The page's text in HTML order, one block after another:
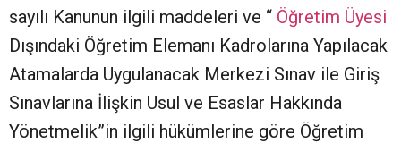
sayılı Kanunun ilgili maddeleri ve “ Öğretim Üyesi
Dışındaki Öğretim Elemanı Kadrolarına Yapılacak
Atamalarda Uygulanacak Merkezi Sınav ile Giriş
Sınavlarına İlişkin Usul ve Esaslar Hakkında
Yönetmelik”in ilgili hükümlerine göre Öğretim